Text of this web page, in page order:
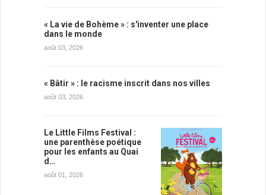
« La vie de Bohème » : s'inventer une place
dans le monde
août 03, 2026
« Bâtir » : le racisme inscrit dans nos villes
août 03, 2026
Le Little Films Festival :
une parenthèse poétique
pour les enfants au Quai
d…
août 01, 2026